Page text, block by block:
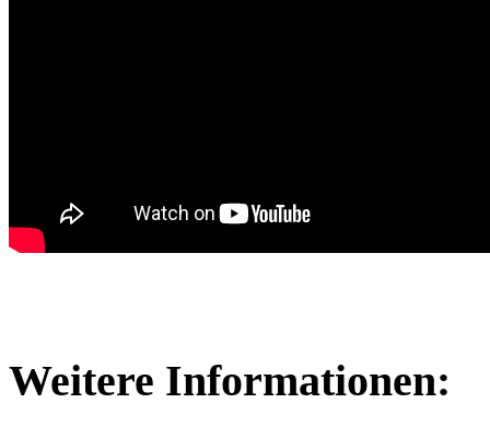
Weitere Informationen: